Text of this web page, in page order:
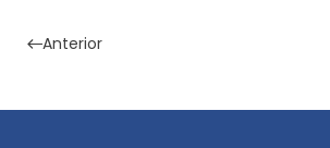
Anterior